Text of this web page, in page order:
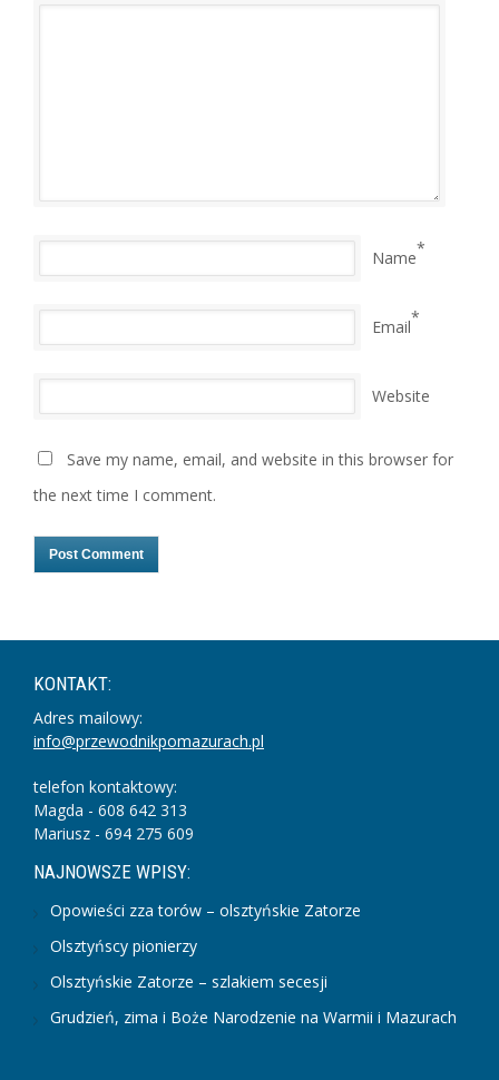
Name*
Email*
Website
Save my name, email, and website in this browser for
the next time I comment.
KONTAKT:
Adres mailowy:
info@przewodnikpomazurach.pl
telefon kontaktowy:
Magda - 608 642 313
Mariusz - 694 275 609
NAJNOWSZE WPISY:
Opowieści zza torów – olsztyńskie Zatorze
Olsztyńscy pionierzy
Olsztyńskie Zatorze – szlakiem secesji
Grudzień, zima i Boże Narodzenie na Warmii i Mazurach